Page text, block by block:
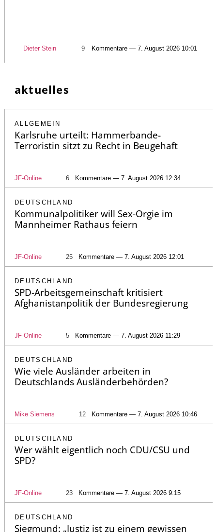
Dieter Stein 9 Kommentare — 7. August 2026 10:01
aktuelles
ALLGEMEIN
Karlsruhe urteilt: Hammerbande-
Terroristin sitzt zu Recht in Beugehaft
JF-Online 6 Kommentare — 7. August 2026 12:34
DEUTSCHLAND
Kommunalpolitiker will Sex-Orgie im
Mannheimer Rathaus feiern
JF-Online 25 Kommentare — 7. August 2026 12:01
DEUTSCHLAND
SPD-Arbeitsgemeinschaft kritisiert
Afghanistanpolitik der Bundesregierung
JF-Online 5 Kommentare — 7. August 2026 11:29
DEUTSCHLAND
Wie viele Ausländer arbeiten in
Deutschlands Ausländerbehörden?
Mike Siemens 12 Kommentare — 7. August 2026 10:46
DEUTSCHLAND
Wer wählt eigentlich noch CDU/CSU und
SPD?
JF-Online 23 Kommentare — 7. August 2026 9:15
DEUTSCHLAND
Siegmund: „Justiz ist zu einem gewissen